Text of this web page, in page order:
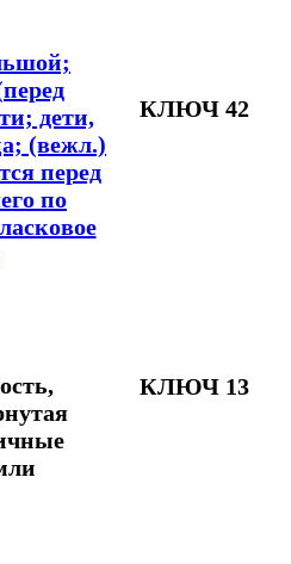
дети,
(вежл.)
перед
по
КЛЮЧ 42
КЛЮЧ 13